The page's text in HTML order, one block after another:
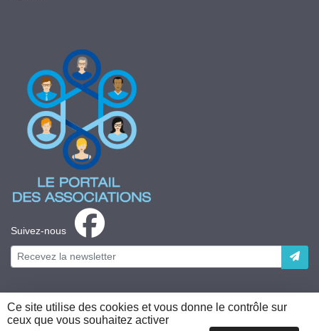
Suivez-nous
Plateforme développée en France par
Ce site utilise des cookies et vous donne le contrôle sur
ceux que vous souhaitez activer